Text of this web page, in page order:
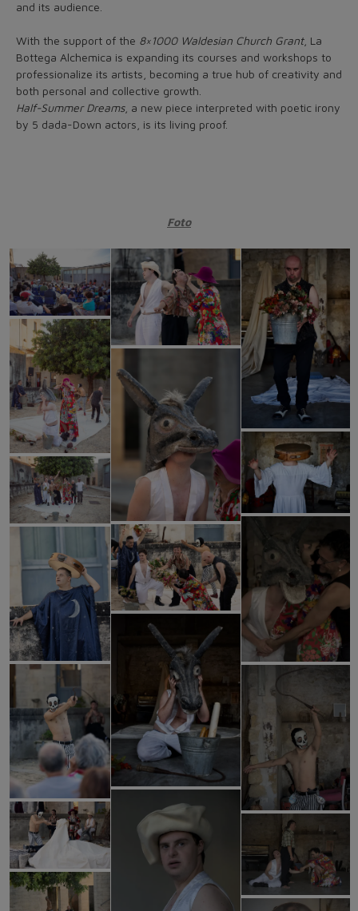
and its audience.
With the support of the 8×1000 Waldesian Church Grant, La
Bottega Alchemica is expanding its courses and workshops to
professionalize its artists, becoming a true hub of creativity and
both personal and collective growth.
Half-Summer Dreams, a new piece interpreted with poetic irony
by 5 dada-Down actors, is its living proof.
Foto